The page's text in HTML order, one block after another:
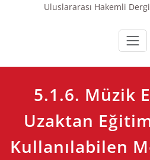
Uluslararası Hakemli
5.1.6. Müzik
Uzaktan
Kullanılabilen